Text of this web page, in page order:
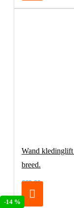
-14 %
Wand kledinglift
breed.
€69,00